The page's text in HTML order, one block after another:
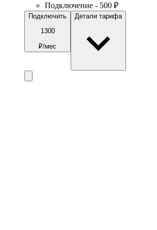
Подключение - 500 ₽
Подключить
1300
₽/мес
Детали тарифа